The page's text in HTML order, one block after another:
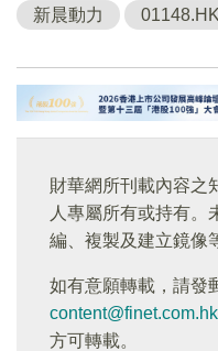
新晨動力 01148.HK
財華網所刊載內容之
人專屬所有或持有。
編、複製及建立鏡像
如有意願轉載，請發
content@finet.com.hk
方可轉載。